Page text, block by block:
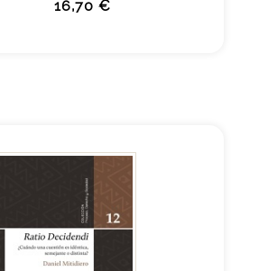
16,70 €